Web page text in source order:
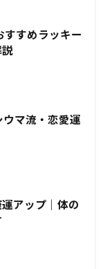
すすめラッキー
説
マ流・恋愛運
アップ｜体の